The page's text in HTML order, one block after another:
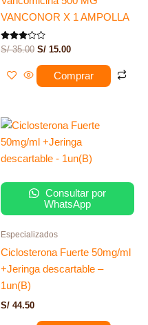
VANCONOR X 1 AMPOLLA
Valorado
de 5
S/35.00 S/ 15.00
Comprar
Consultar por
WhatsApp
Especializados
Ciclosterona Fuerte 50mg/ml
+Jeringa descartable –
1un(B)
S/ 44.50